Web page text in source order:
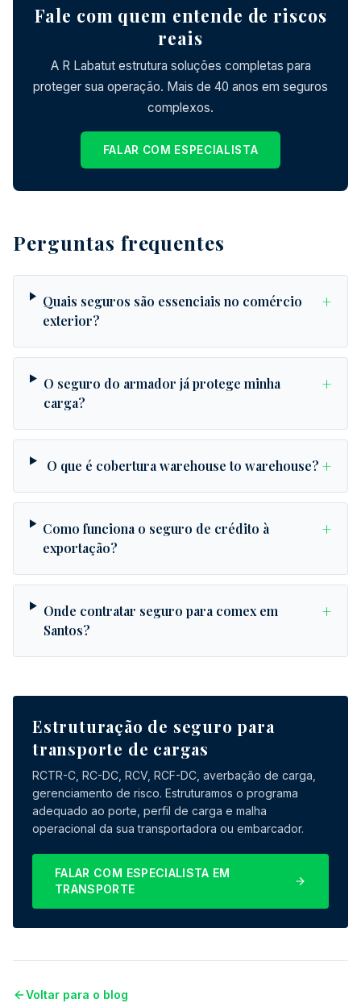
Fale com quem entende de riscos
reais
A R Labatut estrutura soluções completas para
proteger sua operação. Mais de 40 anos em seguros
complexos.
FALAR COM ESPECIALISTA
Perguntas frequentes
Quais seguros são essenciais no comércio
exterior?
+
O seguro do armador já protege minha
carga?
+
O que é cobertura warehouse to warehouse? +
Como funciona o seguro de crédito à
exportação?
+
Onde contratar seguro para comex em
Santos?
+
Estruturação de seguro para
transporte de cargas
RCTR-C, RC-DC, RCV, RCF-DC, averbação de carga,
gerenciamento de risco. Estruturamos o programa
adequado ao porte, perfil de carga e malha
operacional da sua transportadora ou embarcador.
FALAR COM ESPECIALISTA EM
TRANSPORTE
Voltar para o blog